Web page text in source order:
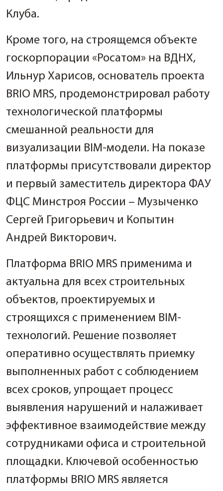
Клуба.
Кроме того, на строящемся объекте
госкорпорации «Росатом» на ВДНХ,
Ильнур Харисов, основатель проекта
BRIO MRS, продемонстрировал работу
технологической платформы
смешанной реальности для
визуализации BIM-модели. На показе
платформы присутствовали директор
и первый заместитель директора ФАУ
ФЦС Минстроя России – Музыченко
Сергей Григорьевич и Копытин
Андрей Викторович.
Платформа BRIO MRS применима и
актуальна для всех строительных
объектов, проектируемых и
строящихся с применением BIM-
технологий. Решение позволяет
оперативно осуществлять приемку
выполненных работ c соблюдением
всех сроков, упрощает процесс
выявления нарушений и налаживает
эффективное взаимодействие между
сотрудниками офиса и строительной
площадки. Ключевой особенностью
платформы BRIO MRS является